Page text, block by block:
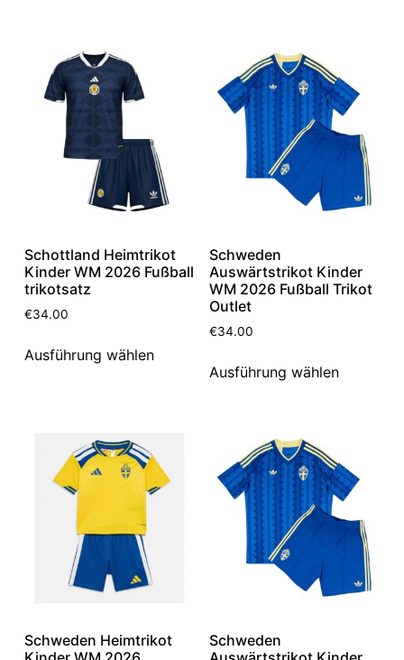
Schottland Heimtrikot
Kinder WM 2026 Fußball
trikotsatz
€34.00
Ausführung wählen
Schweden
Auswärtstrikot Kinder
WM 2026 Fußball Trikot
Outlet
€34.00
Ausführung wählen
Schweden Heimtrikot
Schweden